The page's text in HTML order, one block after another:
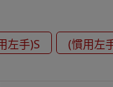
左手)S
(慣用左